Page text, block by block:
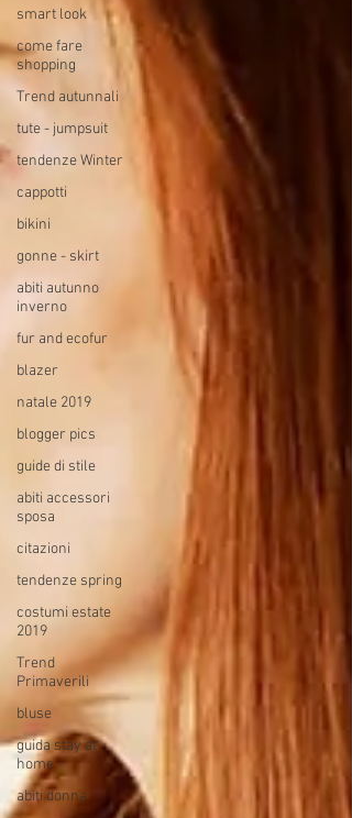
smart look
come fare
shopping
Trend autunnali
tute - jumpsuit
tendenze Winter
cappotti
bikini
gonne - skirt
abiti autunno
inverno
fur and ecofur
blazer
natale 2019
blogger pics
guide di stile
abiti accessori
sposa
citazioni
tendenze spring
costumi estate
2019
Trend
Primaverili
bluse
guida stay at
home
abiti donna